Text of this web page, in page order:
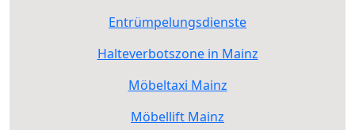
Entrümpelungsdienste
Halteverbotszone in Mainz
Möbeltaxi Mainz
Möbellift Mainz